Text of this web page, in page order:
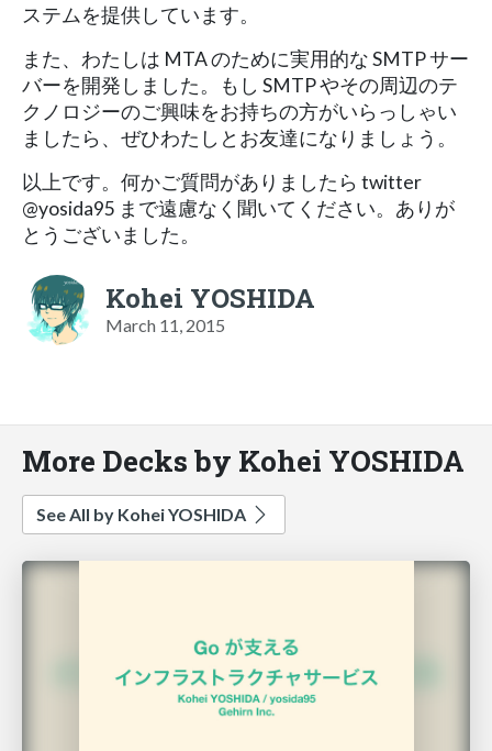
ステムを提供しています。
また、わたしは MTA のために実用的な SMTP サー
バーを開発しました。もし SMTP やその周辺のテ
クノロジーのご興味をお持ちの方がいらっしゃい
ましたら、ぜひわたしとお友達になりましょう。
以上です。何かご質問がありましたら twitter
@yosida95 まで遠慮なく聞いてください。ありが
とうございました。
Kohei YOSHIDA
March 11, 2015
More Decks by Kohei YOSHIDA
See All by Kohei YOSHIDA